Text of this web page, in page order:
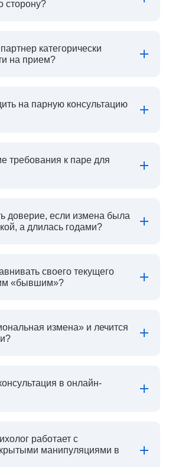
сторону?
категорически
на прием?
на парную консультацию
требования к паре для
доверие, если измена была
а длилась годами?
своего текущего
«бывшим»?
измена» и лечится
в онлайн-
работает с
манипуляциями в